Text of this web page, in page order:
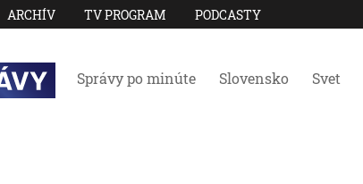
ARCHÍV TV PROGRAM PODCASTY
Správy po minúte Slovensko Svet